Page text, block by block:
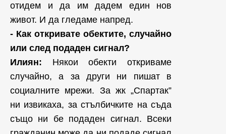
отидем и да им дадем един нов
живот. И да гледаме напред.
- Как откривате обектите, случайно
или след подаден сигнал?
Илиян: Някои обекти откриваме
случайно, а за други ни пишат в
социалните мрежи. За жк „Спартак”
ни извикаха, за стълбичките на съда
също ни бе подаден сигнал. Всеки